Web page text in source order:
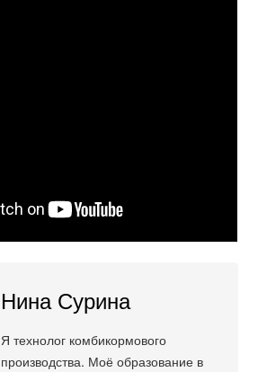
Нина Сурина
Я технолог комбикормового
производства. Моё образование в